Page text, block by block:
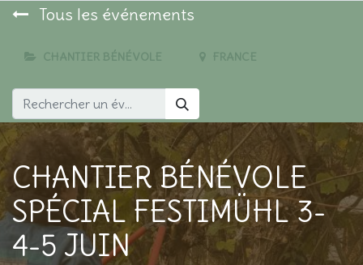
Tous les événements
CHANTIER BÉNÉVOLE FRANCE
CHANTIER BÉNÉVOLE
SPÉCIAL FESTIMÜHL 3-
4-5 JUIN